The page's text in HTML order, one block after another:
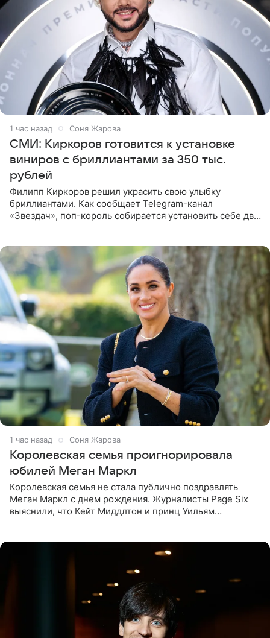
1 час назад Соня Жарова
СМИ: Киркоров готовится к установке
виниров с бриллиантами за 350 тыс.
рублей
Филипп Киркоров решил украсить свою улыбку
бриллиантами. Как сообщает Telegram-канал
«Звездач», поп-король собирается установить себе два
1 час назад Соня Жарова
Королевская семья проигнорировала
юбилей Меган Маркл
Королевская семья не стала публично поздравлять
Меган Маркл с днем рождения. Журналисты Page Six
выяснили, что Кейт Миддлтон и принц Уильям